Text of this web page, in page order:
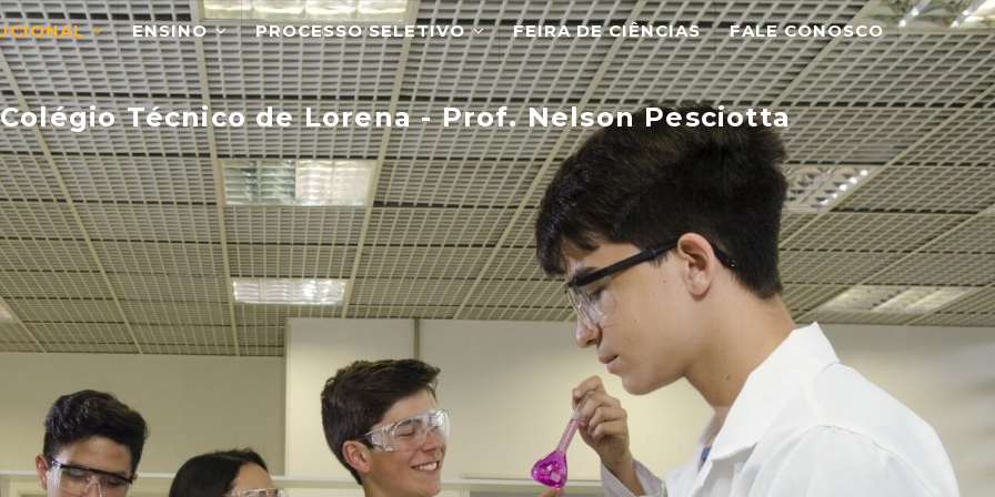
ENSINO PROCESSO SELETIVO FEIRA DE CIÊNCIAS FALE CONOSCO
Colégio Técnico de Lorena - Prof. Nelson Pesciotta